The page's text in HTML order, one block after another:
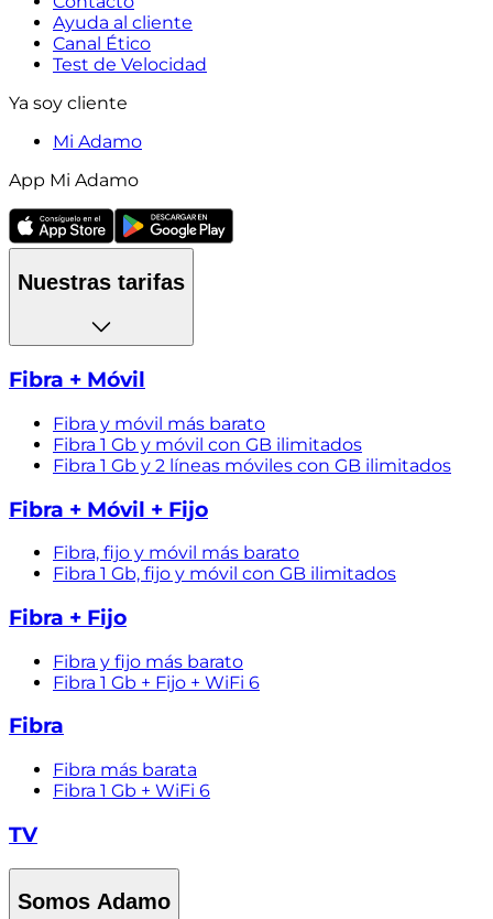
Ayuda al cliente
Canal Ético
Test de Velocidad
Ya soy cliente
Mi Adamo
App Mi Adamo
Nuestras tarifas
Fibra + Móvil
Fibra y móvil más barato
Fibra 1 Gb y móvil con GB ilimitados
Fibra 1 Gb y 2 líneas móviles con GB ilimitados
Fibra + Móvil + Fijo
Fibra, fijo y móvil más barato
Fibra 1 Gb, fijo y móvil con GB ilimitados
Fibra + Fijo
Fibra y fijo más barato
Fibra 1 Gb + Fijo + WiFi 6
Fibra
Fibra más barata
Fibra 1 Gb + WiFi 6
TV
Somos Adamo